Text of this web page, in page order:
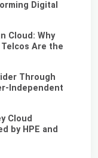
Digital
Cloud: Why
Are the
Through
Independent
Cloud
by HPE and